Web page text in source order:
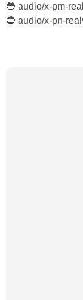
🔵 audio/x-pm-
🔵 audio/x-pn-